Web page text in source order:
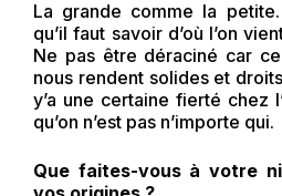
La grande comme la
qu’il faut savoir d’où l’on
Ne pas être déraciné car
nous rendent solides et
y’a une certaine fierté chez
qu’on n’est pas n’importe qui.
Que faites-vous à votre